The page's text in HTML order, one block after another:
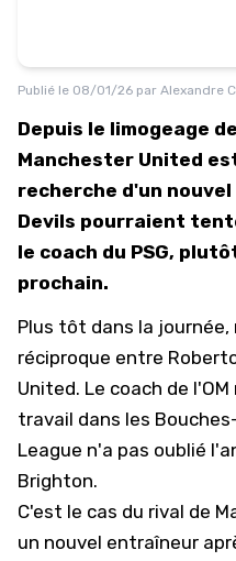
Publié le 08/01/26 par Alexandre
Depuis le limogeage
Manchester United
recherche d'un
Devils pourraient
le coach du PSG,
prochain.
Plus tôt dans la journée,
réciproque entre
United. Le coach de
travail dans les
League n'a pas oublié
Brighton.
C'est le cas du rival de
un nouvel entraîneur